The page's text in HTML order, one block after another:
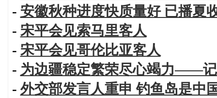
- 安徽秋种进度快质量好 已播夏
- 宋平会见索马里客人
- 宋平会见哥伦比亚客人
- 为边疆稳定繁荣尽心竭力——
- 外交部发言人重申 钓鱼岛是中